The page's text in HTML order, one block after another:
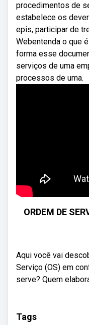
procedimentos de
estabelece os
epis, participar de
Webentenda o que
forma esse
serviços de uma
processos de uma.
ORDEM DE
Aqui você vai
Serviço (OS) em
serve? Quem
Tags